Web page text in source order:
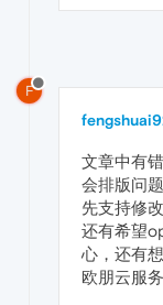
F
文章中有
会排版问
先支持修
还有希望
心，还有
欧朋云服务